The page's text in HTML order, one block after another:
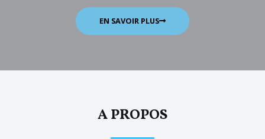
EN SAVOIR PLUS
A PROPOS